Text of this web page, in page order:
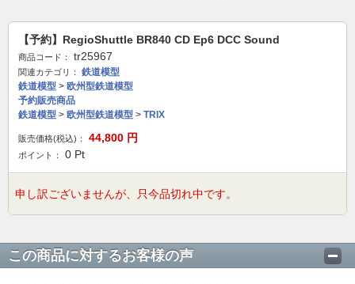
【予約】RegioShuttle BR840 CD Ep6 DCC Sound
商品コード： tr25967
関連カテゴリ：
鉄道模型
鉄道模型 > 欧州型鉄道模型
予約販売商品
鉄道模型 > 欧州型鉄道模型 > TRIX
販売価格(税込)： 44,800 円
ポイント： 0 Pt
申し訳ございませんが、只今品切れ中です。
この商品に対するお客様の声